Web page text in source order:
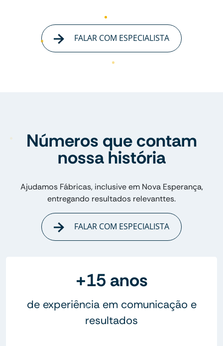
FALAR COM ESPECIALISTA
Números que contam
nossa história
Ajudamos Fábricas, inclusive em Nova Esperança,
entregando resultados relevanttes.
FALAR COM ESPECIALISTA
+15 anos
de experiência em comunicação e
resultados